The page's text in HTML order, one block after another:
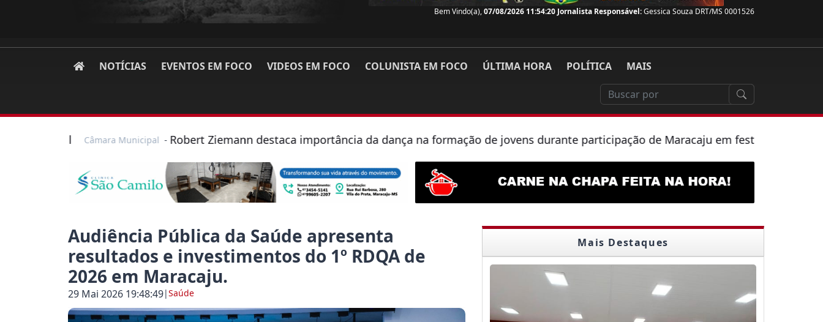
Bem Vindo(a),07/08/2026 11:54:22 Jornalista Responsável:Gessica Souza DRT/MS 0001526
NOTÍCIAS EVENTOS EM FOCO VIDEOS EM FOCO COLUNISTA EM FOCO ÚLTIMA HORA POLÍTICA MAIS
Câmara Municipal - Robert Ziemann destaca importância da dança na formação de jovens durante participação de Maracaju em festival internacional
Audiência Pública da Saúde apresenta
resultados e investimentos do 1º RDQA de
2026 em Maracaju.
29 Mai 2026 19:48:49|Saúde
Mais Destaques